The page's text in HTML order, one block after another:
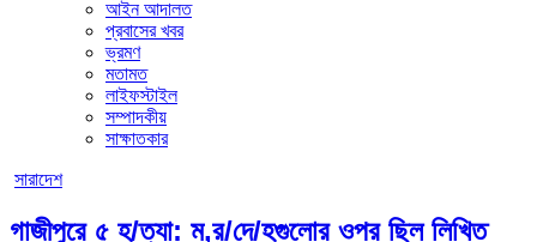
আইন আদালত
প্রবাসের খবর
ভ্রমণ
মতামত
লাইফস্টাইল
সম্পাদকীয়
সাক্ষাতকার
Posted
সারাদেশ
গাজীপুরে ৫ হ/ত্যা: ম,র/দে/হগুলোর ওপর ছিল লিখিত